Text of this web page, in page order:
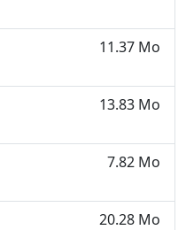
11.37 Mo
13.83 Mo
7.82 Mo
20.28 Mo